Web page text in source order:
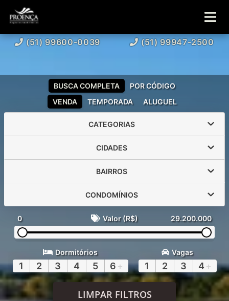
(51) 99600-0039 (51) 99947-2500
VENDA TEMPORADA ALUGUEL
BUSCA COMPLETA POR CÓDIGO
CATEGORIAS
CIDADES
BAIRROS
CONDOMÍNIOS
0 Valor (R$) 29.200.000
Dormitórios
1 2 3 4 5 6 +
Vagas
1 2 3 4 +
LIMPAR FILTROS